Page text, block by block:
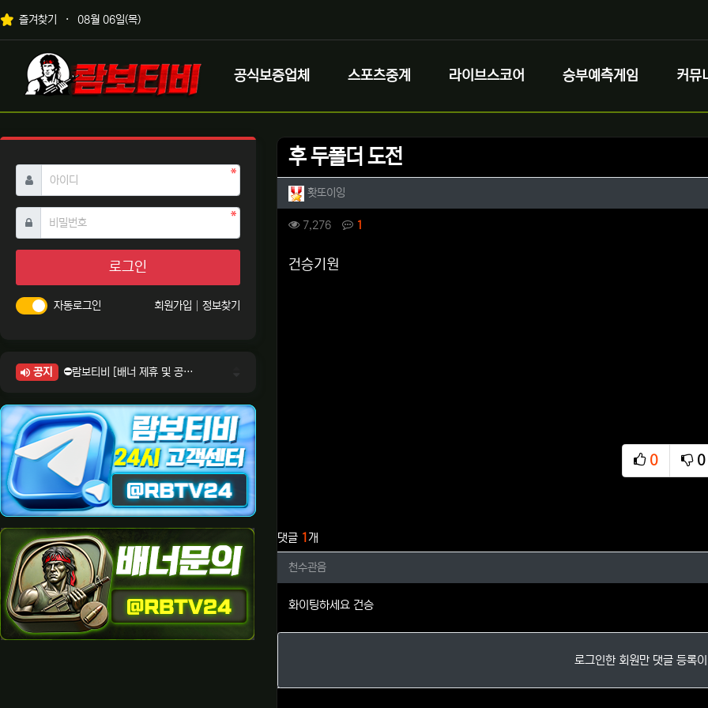
상단 네비
즐겨찾기 08월 06일(목)
메인 메뉴
로고
공식보증업체 스포츠중계 라이브스코어 승부예측게임 커뮤
후 두폴더 도전
작성자 정보
홧또이잉
컨텐츠 정보
7,276조회 1
본문
건승기원
0
추천
0
비
댓글 1 개
천수관음님의 댓글
천수관음
화이팅하세요 건승
로그인한 회원만 댓글 등록
아이디 필수
비밀번호필수
로그인
자동로그인 회원가입 정보찾기
공지
⛔람보티비 [배너 제휴 및 공식 입점 문의 안내]
⛔람보티비 [정회원 등급UP! 안내사항]
⛔람보티비 [채팅방 이용시 주의사항]
⛔람보티비 [공식보증업체 안내]